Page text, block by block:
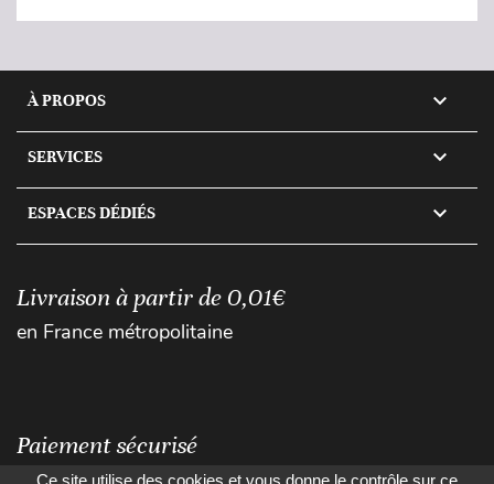
À PROPOS 
SERVICES 
ESPACES DÉDIÉS 
Livraison à partir de 0,01€
en France métropolitaine
Paiement sécurisé
Ce site utilise des cookies et vous donne le contrôle sur ce